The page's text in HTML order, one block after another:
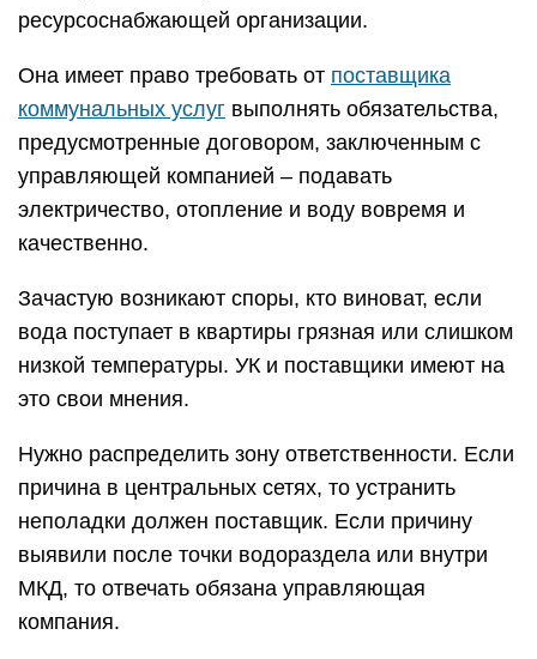
ресурсоснабжающей организации.
Она имеет право требовать от поставщика
коммунальных услуг выполнять обязательства,
предусмотренные договором, заключенным с
управляющей компанией – подавать
электричество, отопление и воду вовремя и
качественно.
Зачастую возникают споры, кто виноват, если
вода поступает в квартиры грязная или слишком
низкой температуры. УК и поставщики имеют на
это свои мнения.
Нужно распределить зону ответственности. Если
причина в центральных сетях, то устранить
неполадки должен поставщик. Если причину
выявили после точки водораздела или внутри
МКД, то отвечать обязана управляющая
компания.